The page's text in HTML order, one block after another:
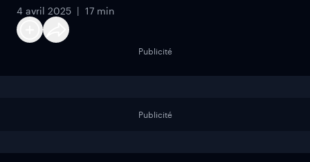
4 avril 2025 17 min
Publicité
Publicité